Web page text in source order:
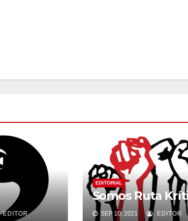
EDITOR
EDITORIAL
Somos Ruta
SEP 10, 2021 EDITOR